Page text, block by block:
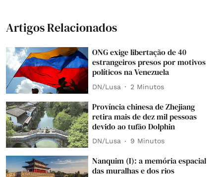
Artigos Relacionados
ONG exige libertação de 40
estrangeiros presos por motivos
políticos na Venezuela
DN/Lusa 2 Minutos
Província chinesa de Zhejiang
retira mais de dez mil pessoas
devido ao tufão Dolphin
DN/Lusa 9 Minutos
Nanquim (I): a memória espacial
das muralhas e dos rios